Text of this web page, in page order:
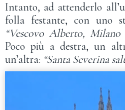
Intanto, ad attenderlo
folla festante, con uno
“Vescovo Alberto, Milano
Poco più a destra, un
un’altra: “Santa Severina